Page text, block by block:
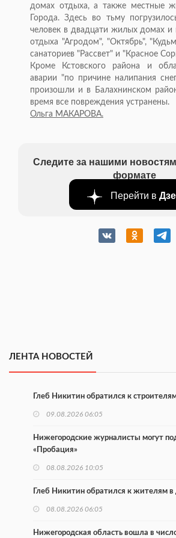
домах отдыха, а также местные
Города. Здесь во тьму
человек в двадцати жилых домах и
отдыха "Агродом", "Октябрь",
санаториев "Рассвет" и "Красное
Кроме Кстовского района и
аварии "по причине налипания
произошли и в Балахнинском
время все повреждения устранены.
Ольга МАКАРОВА.
Следите за нашими
формате
Перейти в
ЛЕНТА НОВОСТЕЙ
Глеб Никитин обратился к
09.08.2026 06:05
Нижегородские журналисты могут
«Пробация»
08.08.2026 10:05
Глеб Никитин обратился к жителям в
08.08.2026 06:05
Нижегородская область вошла в